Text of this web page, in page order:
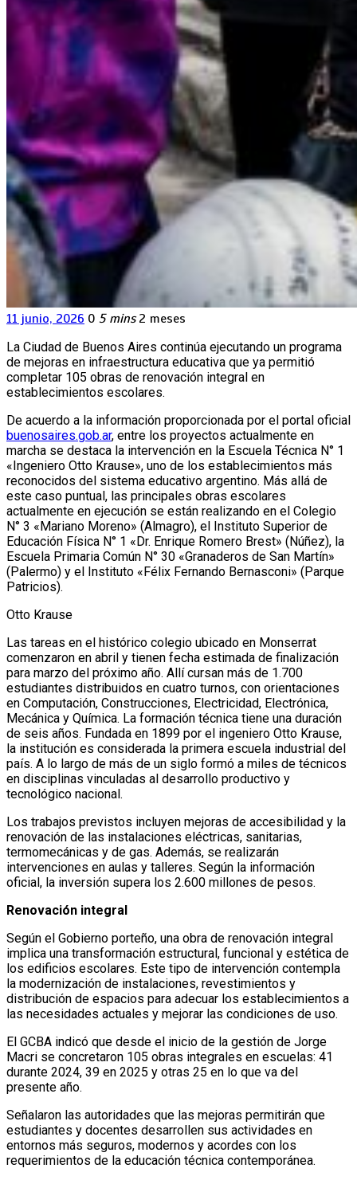
11 junio, 2026 0 5 mins 2 meses
La Ciudad de Buenos Aires continúa ejecutando un programa
de mejoras en infraestructura educativa que ya permitió
completar 105 obras de renovación integral en
establecimientos escolares.
De acuerdo a la información proporcionada por el portal oficial
buenosaires.gob.ar, entre los proyectos actualmente en
marcha se destaca la intervención en la Escuela Técnica N° 1
«Ingeniero Otto Krause», uno de los establecimientos más
reconocidos del sistema educativo argentino. Más allá de
este caso puntual, las principales obras escolares
actualmente en ejecución se están realizando en el Colegio
N° 3 «Mariano Moreno» (Almagro), el Instituto Superior de
Educación Física N° 1 «Dr. Enrique Romero Brest» (Núñez), la
Escuela Primaria Común N° 30 «Granaderos de San Martín»
(Palermo) y el Instituto «Félix Fernando Bernasconi» (Parque
Patricios).
Otto Krause
Las tareas en el histórico colegio ubicado en Monserrat
comenzaron en abril y tienen fecha estimada de finalización
para marzo del próximo año. Allí cursan más de 1.700
estudiantes distribuidos en cuatro turnos, con orientaciones
en Computación, Construcciones, Electricidad, Electrónica,
Mecánica y Química. La formación técnica tiene una duración
de seis años. Fundada en 1899 por el ingeniero Otto Krause,
la institución es considerada la primera escuela industrial del
país. A lo largo de más de un siglo formó a miles de técnicos
en disciplinas vinculadas al desarrollo productivo y
tecnológico nacional.
Los trabajos previstos incluyen mejoras de accesibilidad y la
renovación de las instalaciones eléctricas, sanitarias,
termomecánicas y de gas. Además, se realizarán
intervenciones en aulas y talleres. Según la información
oficial, la inversión supera los 2.600 millones de pesos.
Renovación integral
Según el Gobierno porteño, una obra de renovación integral
implica una transformación estructural, funcional y estética de
los edificios escolares. Este tipo de intervención contempla
la modernización de instalaciones, revestimientos y
distribución de espacios para adecuar los establecimientos a
las necesidades actuales y mejorar las condiciones de uso.
El GCBA indicó que desde el inicio de la gestión de Jorge
Macri se concretaron 105 obras integrales en escuelas: 41
durante 2024, 39 en 2025 y otras 25 en lo que va del
presente año.
Señalaron las autoridades que las mejoras permitirán que
estudiantes y docentes desarrollen sus actividades en
entornos más seguros, modernos y acordes con los
requerimientos de la educación técnica contemporánea.